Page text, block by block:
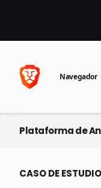
Navegador
Plataforma de
CASO DE ESTUDIO